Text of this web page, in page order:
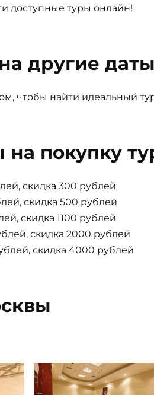
доступные туры онлайн!
другие
чтобы найти идеальный
покупку
скидка 300 рублей
скидка 500 рублей
скидка 1100 рублей
скидка 2000 рублей
скидка 4000 рублей